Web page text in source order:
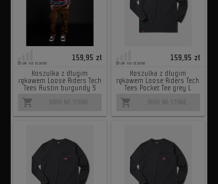
Brak na stanie
159,95 zł
Koszulka z długim
rękawem Loose Riders Tech
Tees Austin burgundy S
shopping_cart BRAK NA STANIE
Brak na stanie
159,95 zł
Koszulka z długim
rękawem Loose Riders Tech
Tees Pocket Tee grey L
shopping_cart BRAK NA STANIE